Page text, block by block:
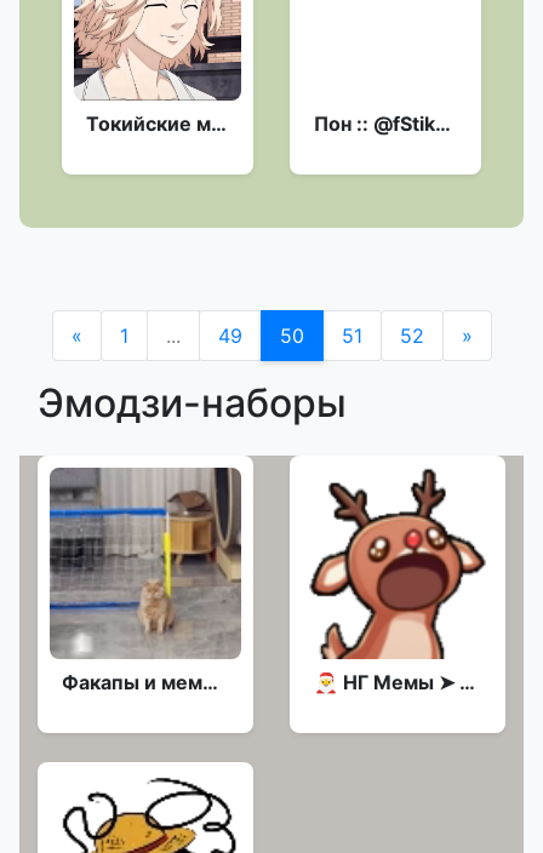
Токийские мстители @anime_sticks Пон :: @fStikBot
« 1 ... 49 50 51 52 »
Эмодзи-наборы
Факапы и мемы с жив. @stickroom 🎅 НГ Мемы ➤ @Emoji_Club